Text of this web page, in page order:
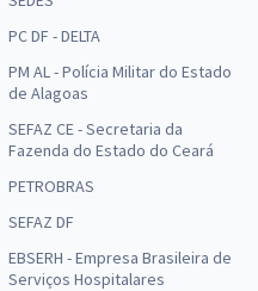
de Analista Legislativo -
à vista
R$17,32
51,96 (-20%)
do Amazonas - Analista
PC DF - DELTA
PM AL - Polícia Militar do Estado
de Alagoas
SEFAZ CE - Secretaria da
Fazenda do Estado do Ceará
PETROBRAS
SEFAZ DF
EBSERH - Empresa Brasileira de
Serviços Hospitalares